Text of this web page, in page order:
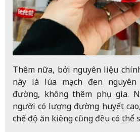
Thêm nữa, bởi nguyên liệu
này là lúa mạch đen nguyên
đường, không thêm phụ gia.
người có lượng đường huyết
chế độ ăn kiêng cũng đều có thể